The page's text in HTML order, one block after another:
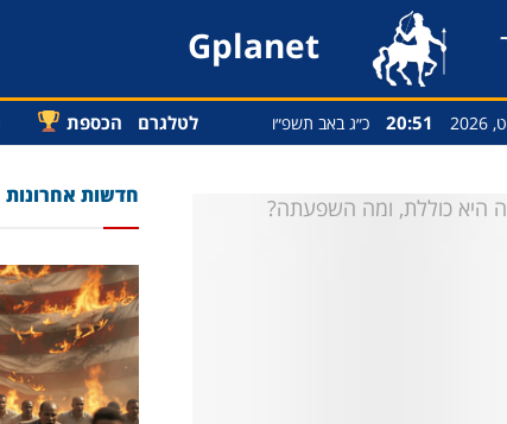
Gplanet
20:51 כ״ג באב תשפ״ו לטלגרם הכספת
חדשות אחרונות